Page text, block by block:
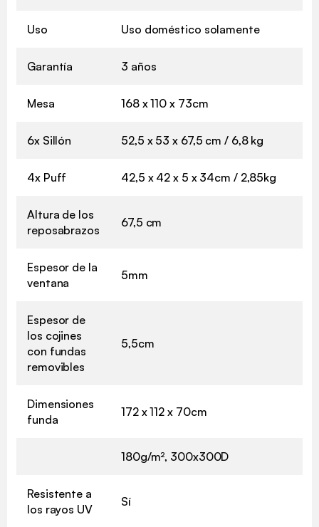
Uso Uso doméstico solamente
Garantía 3 años
Mesa 168 x 110 x 73cm
6x Sillón 52,5 x 53 x 67,5 cm / 6,8 kg
4x Puff 42,5 x 42 x 5 x 34cm / 2,85kg
Altura de los
reposabrazos
67,5 cm
Espesor de la
ventana
5mm
Espesor de
los cojines
con fundas
removibles
5,5cm
Dimensiones
funda
172 x 112 x 70cm
180g/m², 300x300D
Resistente a
los rayos UV
Sí